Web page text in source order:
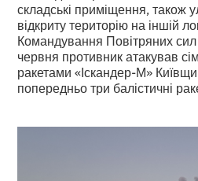
складські приміщення, також
відкриту територію на іншій
Командування Повітряних
червня противник атакував
ракетами «Іскандер-М»
попередньо три балістичні